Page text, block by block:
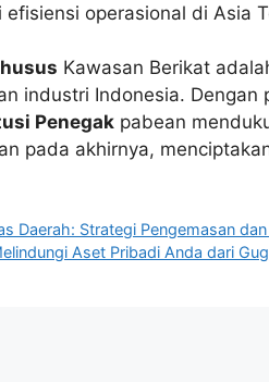
operasional di Asia
Kawasan Berikat
industri Indonesia. Dengan
Penegak pabean
pada akhirnya,
Daerah: Strategi Pengemasan
Aset Pribadi Anda dari